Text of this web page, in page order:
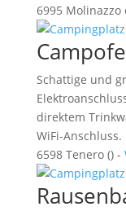
6995 Molinazzo
Schattige und
direktem
WiFi-
6598 Tenero () -